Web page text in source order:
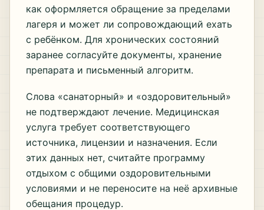
как оформляется обращение за пределами
лагеря и может ли сопровождающий ехать
с ребёнком. Для хронических состояний
заранее согласуйте документы, хранение
препарата и письменный алгоритм.
Слова «санаторный» и «оздоровительный»
не подтверждают лечение. Медицинская
услуга требует соответствующего
источника, лицензии и назначения. Если
этих данных нет, считайте программу
отдыхом с общими оздоровительными
условиями и не переносите на неё архивные
обещания процедур.